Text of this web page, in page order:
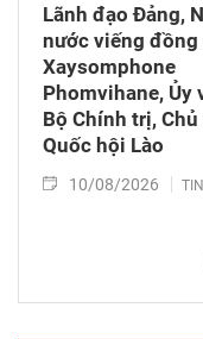
Lãnh đạo Đảng,
nước viếng đồng
Xaysomphone
Phomvihane, Ủy
Bộ Chính trị,
Quốc hội Lào
10/08/2026